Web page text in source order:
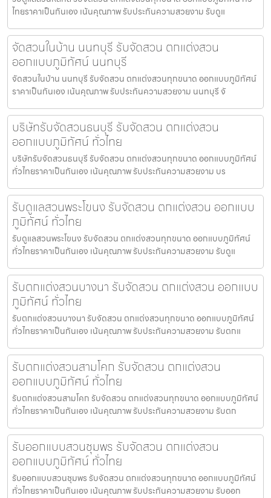
ไทยราคาเป็นกันเอง เน้นคุณภาพ รับประกันความสวยงาม รับดูแ
จัดสวนในบ้าน นนทบุรี รับจัดสวน ตกแต่งสวน
ออกแบบภูมิทัศน์ นนทบุรี
จัดสวนในบ้าน นนทบุรี รับจัดสวน ตกแต่งสวนทุกขนาด ออกแบบภูมิทัศน์
ราคาเป็นกันเอง เน้นคุณภาพ รับประกันความสวยงาม นนทบุรี จั
บริษัทรับจัดสวนธนบุรี รับจัดสวน ตกแต่งสวน
ออกแบบภูมิทัศน์ ทั่วไทย
บริษัทรับจัดสวนธนบุรี รับจัดสวน ตกแต่งสวนทุกขนาด ออกแบบภูมิทัศน์
ทั่วไทยราคาเป็นกันเอง เน้นคุณภาพ รับประกันความสวยงาม บร
รับดูแลสวนพระโขนง รับจัดสวน ตกแต่งสวน ออกแบบ
ภูมิทัศน์ ทั่วไทย
รับดูแลสวนพระโขนง รับจัดสวน ตกแต่งสวนทุกขนาด ออกแบบภูมิทัศน์
ทั่วไทยราคาเป็นกันเอง เน้นคุณภาพ รับประกันความสวยงาม รับดูแ
รับตกแต่งสวนบางนา รับจัดสวน ตกแต่งสวน ออกแบบ
ภูมิทัศน์ ทั่วไทย
รับตกแต่งสวนบางนา รับจัดสวน ตกแต่งสวนทุกขนาด ออกแบบภูมิทัศน์
ทั่วไทยราคาเป็นกันเอง เน้นคุณภาพ รับประกันความสวยงาม รับตกแ
รับตกแต่งสวนสามโคก รับจัดสวน ตกแต่งสวน
ออกแบบภูมิทัศน์ ทั่วไทย
รับตกแต่งสวนสามโคก รับจัดสวน ตกแต่งสวนทุกขนาด ออกแบบภูมิทัศน์
ทั่วไทยราคาเป็นกันเอง เน้นคุณภาพ รับประกันความสวยงาม รับตก
รับออกแบบสวนชุมพร รับจัดสวน ตกแต่งสวน
ออกแบบภูมิทัศน์ ทั่วไทย
รับออกแบบสวนชุมพร รับจัดสวน ตกแต่งสวนทุกขนาด ออกแบบภูมิทัศน์
ทั่วไทยราคาเป็นกันเอง เน้นคุณภาพ รับประกันความสวยงาม รับออก